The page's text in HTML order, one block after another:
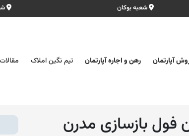
شعبه بوکان
آپارتمان رهن و اجاره آپارتمان تیم نگین املاک مقالات